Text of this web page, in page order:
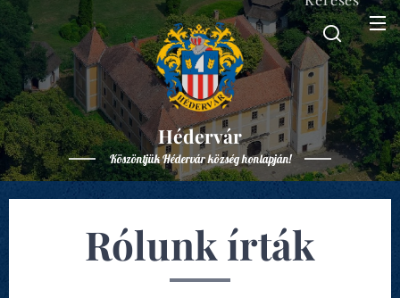
Hédervár
Köszöntjük Hédervár község honlapján!
Rólunk írták